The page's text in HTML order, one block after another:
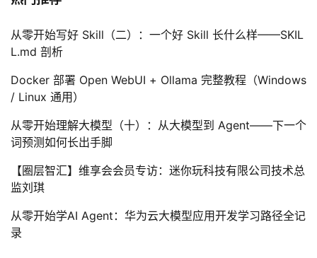
从零开始写好 Skill（二）：一个好 Skill 长什么样——SKIL
L.md 剖析
Docker 部署 Open WebUI + Ollama 完整教程（Windows
/ Linux 通用）
从零开始理解大模型（十）：从大模型到 Agent——下一个
词预测如何长出手脚
【圈层智汇】维享会会员专访：迷你玩科技有限公司技术总
监刘琪
从零开始学AI Agent：华为云大模型应用开发学习路径全记
录